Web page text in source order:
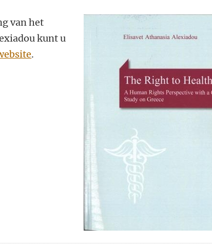
van het
kunt u
.